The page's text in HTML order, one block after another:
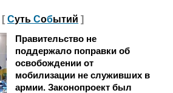
[ Суть Событий ]
Правительство не
поддержало поправки об
освобождении от
мобилизации не служивших в
армии. Законопроект был